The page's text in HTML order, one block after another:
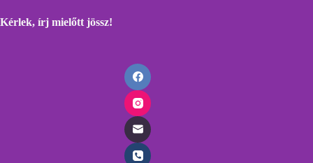
Kérlek, írj mielőtt jössz!